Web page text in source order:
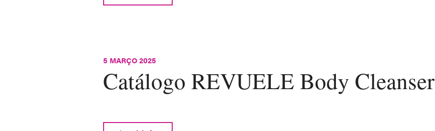
5 MARÇO 2025
Catálogo REVUELE Body Cleanser